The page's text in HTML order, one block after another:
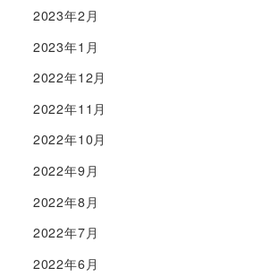
2023年2月
2023年1月
2022年12月
2022年11月
2022年10月
2022年9月
2022年8月
2022年7月
2022年6月